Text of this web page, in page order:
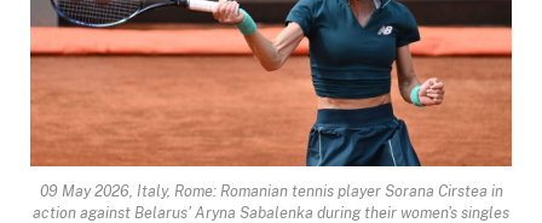
09 May 2026, Italy, Rome: Romanian tennis player Sorana Cirstea in
action against Belarus' Aryna Sabalenka during their women's singles